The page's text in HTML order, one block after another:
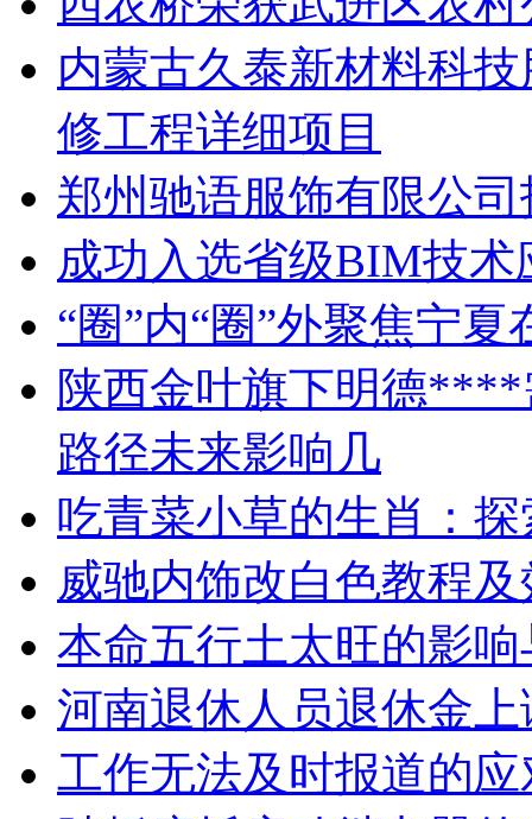
内蒙古久泰新材料科
修工程详细项目
郑州驰语服饰有限公
成功入选省级BIM技
“圈”内“圈”外聚焦宁
陕西金叶旗下明德
路径未来影响几
吃青菜小草的生肖：
威驰内饰改白色教程
本命五行土太旺的影
河南退休人员退休金
工作无法及时报道的